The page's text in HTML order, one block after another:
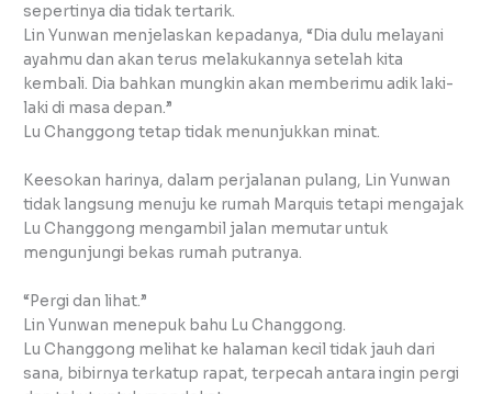
sepertinya dia tidak tertarik.
Lin Yunwan menjelaskan kepadanya, “Dia dulu melayani
ayahmu dan akan terus melakukannya setelah kita
kembali. Dia bahkan mungkin akan memberimu adik laki-
laki di masa depan.”
Lu Changgong tetap tidak menunjukkan minat.
Keesokan harinya, dalam perjalanan pulang, Lin Yunwan
tidak langsung menuju ke rumah Marquis tetapi mengajak
Lu Changgong mengambil jalan memutar untuk
mengunjungi bekas rumah putranya.
“Pergi dan lihat.”
Lin Yunwan menepuk bahu Lu Changgong.
Lu Changgong melihat ke halaman kecil tidak jauh dari
sana, bibirnya terkatup rapat, terpecah antara ingin pergi